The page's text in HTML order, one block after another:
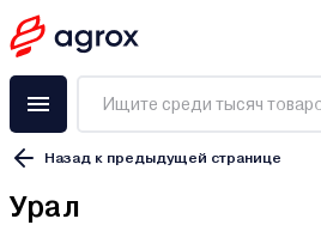
Назад к предыдущей странице
Урал